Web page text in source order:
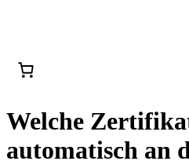
Welche
automatisch an